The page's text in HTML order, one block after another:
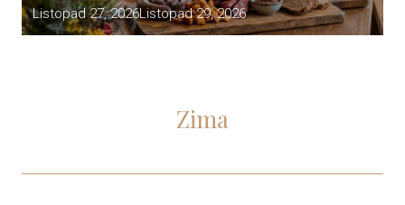
Listopad 27, 2026Listopad 29, 2026
Zima